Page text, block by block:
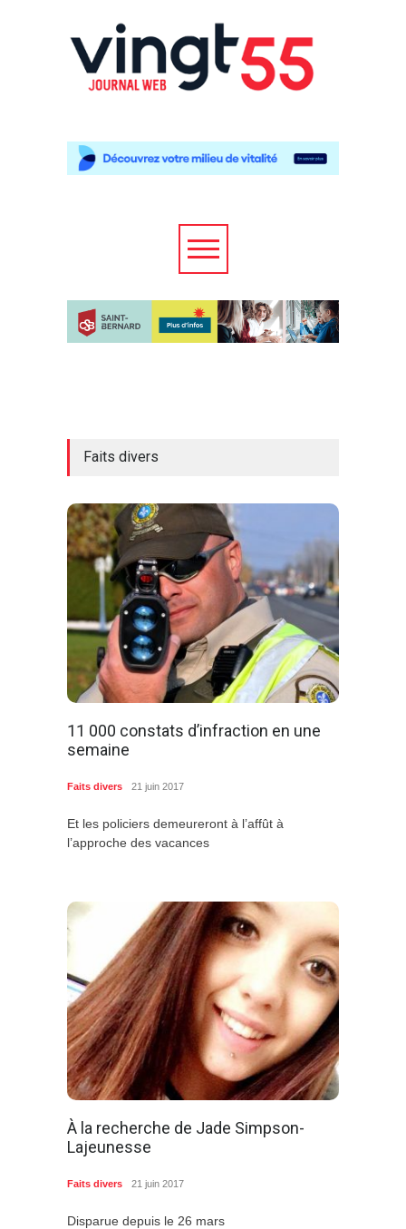
Faits divers
11 000 constats d’infraction en une
semaine
Faits divers 21 juin 2017
Et les policiers demeureront à l’affût à
l’approche des vacances
À la recherche de Jade Simpson-
Lajeunesse
Faits divers 21 juin 2017
Disparue depuis le 26 mars